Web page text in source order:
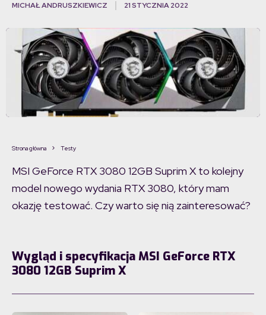
MICHAŁ ANDRUSZKIEWICZ 21 STYCZNIA 2022
Strona główna Testy
MSI GeForce RTX 3080 12GB Suprim X to kolejny
model nowego wydania RTX 3080, który mam
okazję testować. Czy warto się nią zainteresować?
Wygląd i specyfikacja MSI GeForce RTX
3080 12GB Suprim X